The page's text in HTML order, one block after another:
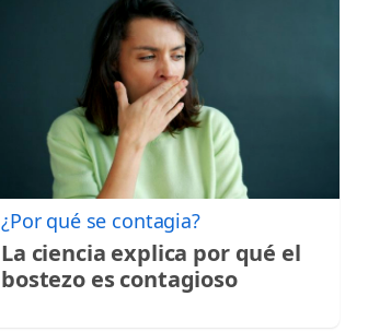
¿Por qué se contagia?
La ciencia explica por qué el
bostezo es contagioso